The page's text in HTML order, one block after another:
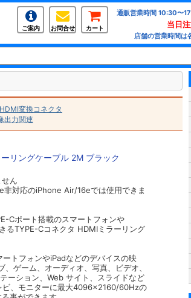
ご案内 お問合せ カート
通販営業時間 10:30〜
当日
店舗の営業時間は
HDMI変換コネクタ
出力関連
リングケーブル 2M ブラック
ん
対応のiPhone Air/16eでは使用できま
Cポート搭載のスマートフォンや
るTYPE-Cコネクタ HDMIミラーリング
トフォンやiPadなどのデバイスの映
ゲーム、オーディオ、写真、ビデオ、
ーション、Web サイト、スライドなど
ビ、モニターに最大4096×2160/60Hzの